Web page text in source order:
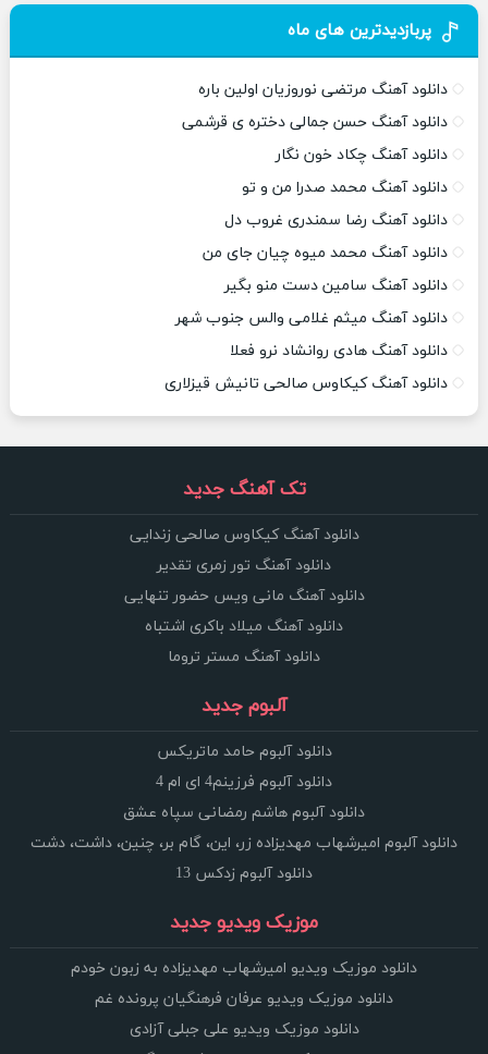
پربازدیدترین های ماه
دانلود آهنگ مرتضی نوروزیان اولین باره
دانلود آهنگ حسن جمالی دختره ی قرشمی
دانلود آهنگ چکاد خون نگار
دانلود آهنگ محمد صدرا من و تو
دانلود آهنگ رضا سمندری غروب دل
دانلود آهنگ محمد میوه چیان جای من
دانلود آهنگ سامین دست منو بگیر
دانلود آهنگ میثم غلامی والس جنوب شهر
دانلود آهنگ هادی روانشاد نرو فعلا
دانلود آهنگ کیکاوس صالحی تانیش قیزلاری
تک آهنگ جدید
دانلود آهنگ کیکاوس صالحی زندایی
دانلود آهنگ تور زمری تقدیر
دانلود آهنگ مانی ویس حضور تنهایی
دانلود آهنگ میلاد باکری اشتباه
دانلود آهنگ مستر تروما
آلبوم جدید
دانلود آلبوم حامد ماتریکس
دانلود آلبوم فرزینم4 ای ام 4
دانلود آلبوم هاشم رمضانی سپاه عشق
دانلود آلبوم امیرشهاب مهدیزاده زر، این، گام بر، چنین، داشت، دشت
دانلود آلبوم زدکس 13
موزیک ویدیو جدید
دانلود موزیک ویدیو امیرشهاب مهدیزاده به زبون خودم
دانلود موزیک ویدیو عرفان فرهنگیان پرونده غم
دانلود موزیک ویدیو علی جبلی آزادی